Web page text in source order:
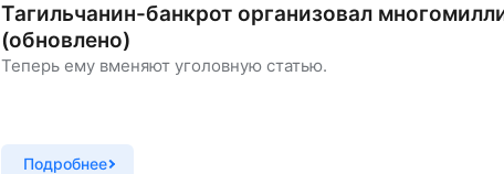
Тагильчанин-банкрот организовал
(обновлено)
Теперь ему вменяют уголовную статью.
Подробнее